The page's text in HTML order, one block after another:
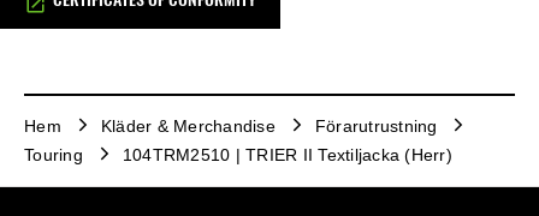
Hem Kläder & Merchandise
Förarutrustning
Touring
104TRM2510 | TRIER II Textiljacka (Herr)